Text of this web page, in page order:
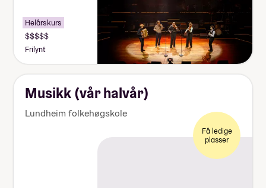
Helårskurs
Frilynt
Musikk (vår halvår)
Lundheim folkehøgskole
Få ledige
plasser